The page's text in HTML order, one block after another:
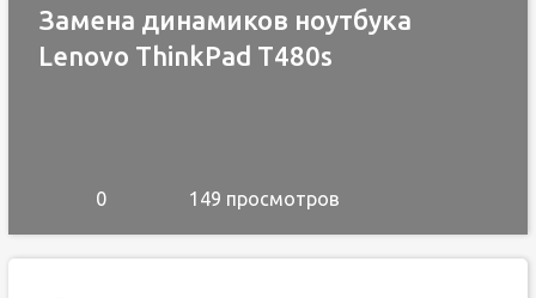
Замена динамиков ноутбука
Lenovo ThinkPad T480s
0 149 просмотров